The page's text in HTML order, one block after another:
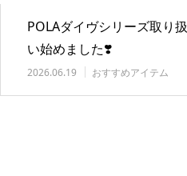
POLAダイヴシリーズ取り扱
い始めました❣️
2026.06.19 おすすめアイテム